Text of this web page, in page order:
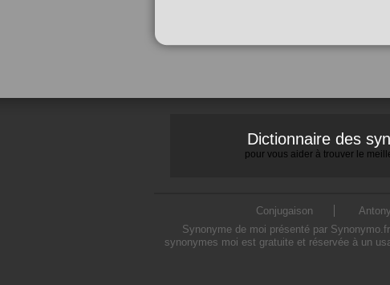
Dictionnaire des
pour vous aider à trouver le
Conjugaison
Synonyme de moi présenté par
synonymes moi est gratuite et réservée à un